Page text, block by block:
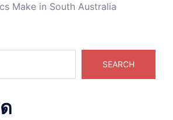
Make in South Australia
SEARCH